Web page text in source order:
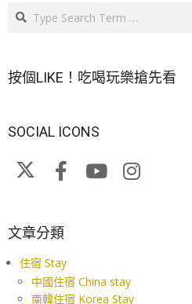
Search
按個LIKE！吃喝玩樂搶先看
SOCIAL ICONS
文章分類
住宿 Stay
中國住宿 China stay
南韓住宿 Korea Stay